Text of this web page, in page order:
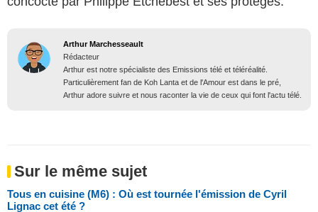
Arthur Marchesseault
Rédacteur
Arthur est notre spécialiste des Emissions télé et téléréalité.
Particulièrement fan de Koh Lanta et de l'Amour est dans le pré,
Arthur adore suivre et nous raconter la vie de ceux qui font l'actu télé.
Sur le même sujet
Tous en cuisine (M6) : Où est tournée l'émission de Cyril
Lignac cet été ?